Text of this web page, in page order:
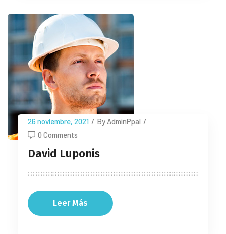
26 noviembre, 2021 / By AdminPpal /
0 Comments
David Luponis
Leer Más